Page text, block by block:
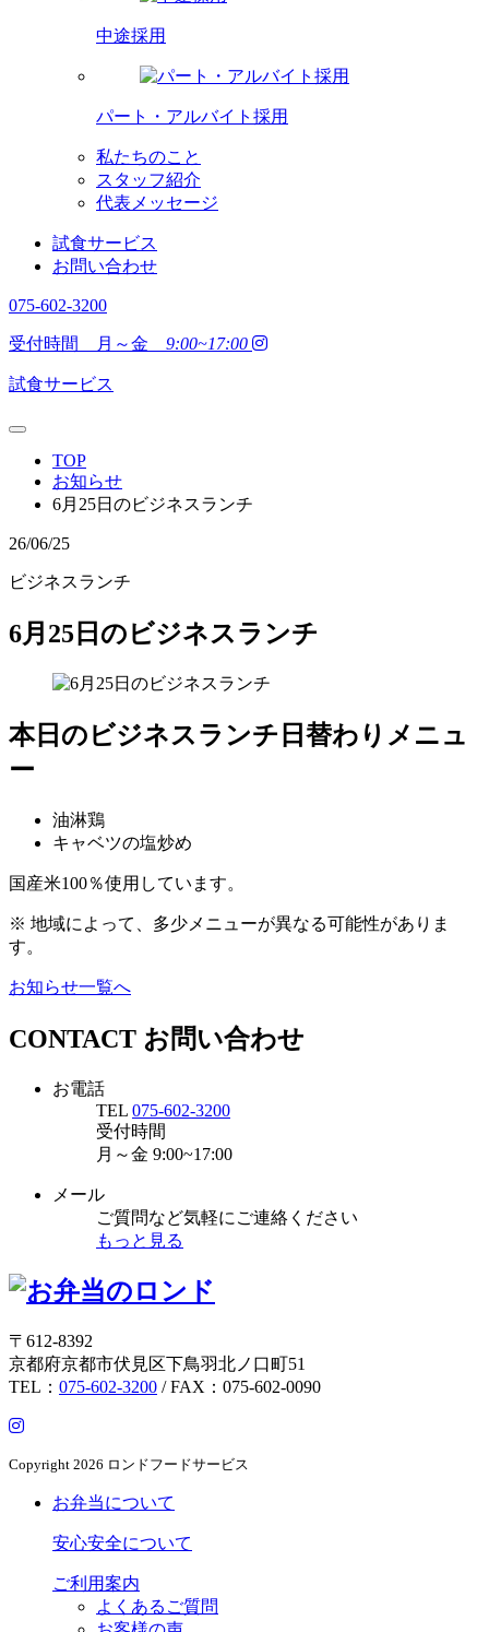
中途採用
パート・アルバイト採用
私たちのこと
スタッフ紹介
代表メッセージ
試食サービス
お問い合わせ
075-602-3200
受付時間 月～金 9:00~17:00
試食サービス
TOP
お知らせ
6月25日のビジネスランチ
26/06/25
ビジネスランチ
6月25日のビジネスランチ
本日のビジネスランチ日替わりメニュ
ー
油淋鶏
キャベツの塩炒め
国産米100％使用しています。
※ 地域によって、多少メニューが異なる可能性がありま
す。
お知らせ一覧へ
CONTACT お問い合わせ
お電話
TEL 075-602-3200
受付時間
月～金 9:00~17:00
メール
ご質問など気軽にご連絡ください
もっと見る
〒612-8392
京都府京都市伏見区下鳥羽北ノ口町51
TEL： 075-602-3200 / FAX：075-602-0090
Copyright 2026 ロンドフードサービス
お弁当について
安心安全について
ご利用案内
よくあるご質問